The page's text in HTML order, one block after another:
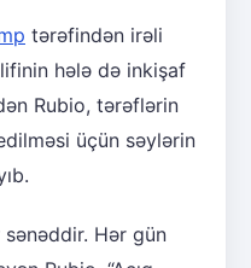
tərəfindən irəli
hələ də inkişaf
Rubio, tərəflərin
üçün səylərin
sənəddir. Hər gün